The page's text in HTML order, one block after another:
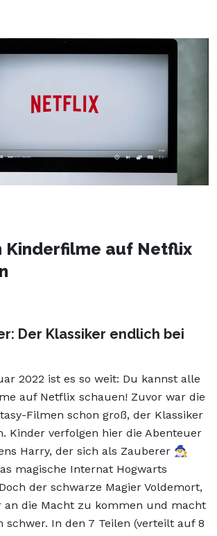
Kinderfilme auf Netflix
Der Klassiker endlich bei
2022 ist es so weit: Du kannst alle
auf Netflix schauen! Zuvor war die
Filmen schon groß, der Klassiker
Kinder verfolgen hier die Abenteuer
Harry, der sich als Zauberer 🧙‍♂️
magische Internat Hogwarts
der schwarze Magier Voldemort,
an die Macht zu kommen und macht
schwer. In den 7 Teilen (verteilt auf 8